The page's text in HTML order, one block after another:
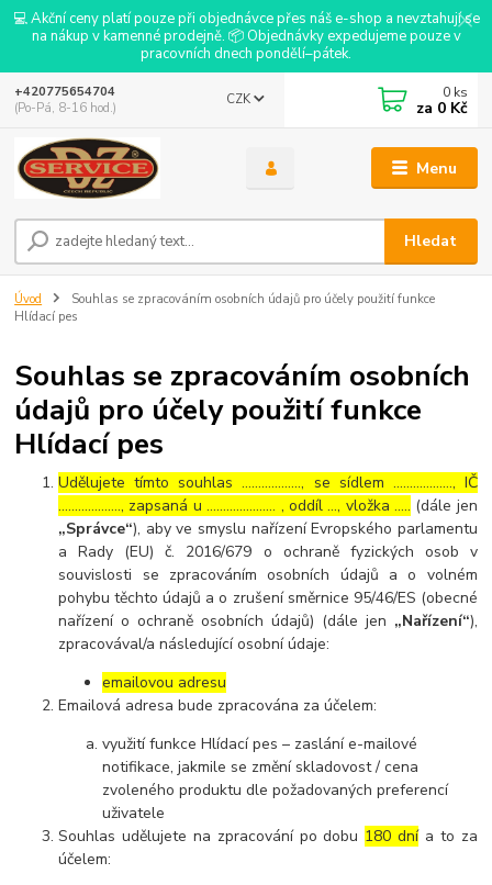
💻 Akční ceny platí pouze při objednávce přes náš e-shop a nevztahují se
na nákup v kamenné prodejně. 📦 Objednávky expedujeme pouze v
pracovních dnech pondělí–pátek.
Menu
CZK
Hledat
+420775654704
(Po-Pá, 8-16 hod.)
0 ks
za 0 Kč
Úvod
Souhlas se zpracováním osobních údajů pro účely použití funkce
Hlídací pes
Souhlas se zpracováním osobních
údajů pro účely použití funkce
Hlídací pes
Udělujete tímto souhlas ……………..., se sídlem ………………, IČ
………………., zapsaná u ………………… , oddíl …, vložka ….. (dále jen
„Správce“), aby ve smyslu nařízení Evropského parlamentu
a Rady (EU) č. 2016/679 o ochraně fyzických osob v
souvislosti se zpracováním osobních údajů a o volném
pohybu těchto údajů a o zrušení směrnice 95/46/ES (obecné
nařízení o ochraně osobních údajů) (dále jen „Nařízení“),
zpracovával/a následující osobní údaje:
emailovou adresu
Emailová adresa bude zpracována za účelem:
využití funkce Hlídací pes – zaslání e-mailové
notifikace, jakmile se změní skladovost / cena
zvoleného produktu dle požadovaných preferencí
uživatele
Souhlas udělujete na zpracování po dobu 180 dnía to za
účelem: